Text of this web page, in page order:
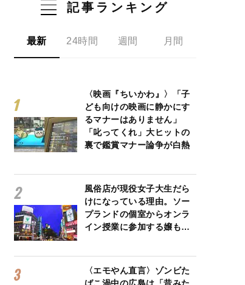
記事ランキング
最新 24時間 週間 月間
〈映画『ちいかわ』〉「子
ども向けの映画に静かにす
るマナーはありません」
「叱ってくれ」大ヒットの
裏で鑑賞マナー論争が白熱
風俗店が現役女子大生だら
けになっている理由。ソー
プランドの個室からオンラ
イン授業に参加する嬢も…
〈エモやん直言〉ゾンビた